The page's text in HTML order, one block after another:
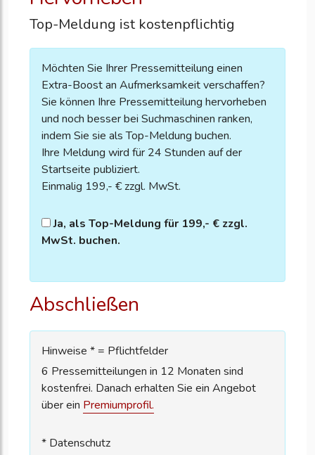
Top-Meldung ist kostenpflichtig
Möchten Sie Ihrer Pressemitteilung einen
Extra-Boost an Aufmerksamkeit verschaffen?
Sie können Ihre Pressemitteilung hervorheben
und noch besser bei Suchmaschinen ranken,
indem Sie sie als Top-Meldung buchen.
Ihre Meldung wird für 24 Stunden auf der
Startseite publiziert.
Einmalig 199,- € zzgl. MwSt.
Ja, als Top-Meldung für 199,- € zzgl.
MwSt. buchen.
Abschließen
Hinweise * = Pflichtfelder
6 Pressemitteilungen in 12 Monaten sind
kostenfrei. Danach erhalten Sie ein Angebot
über ein Premiumprofil.
* Datenschutz